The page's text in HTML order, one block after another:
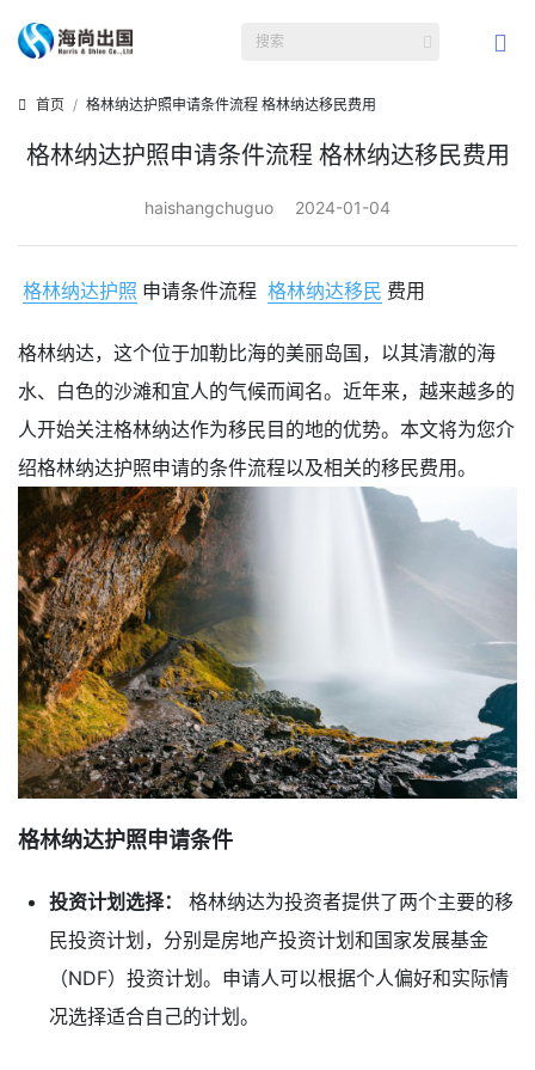
首页 格林纳达护照申请条件流程 格林纳达移民费用
格林纳达护照申请条件流程 格林纳达移民费用
haishangchuguo 2024-01-04
格林纳达护照 申请条件流程 格林纳达移民 费用
格林纳达，这个位于加勒比海的美丽岛国，以其清澈的海
水、白色的沙滩和宜人的气候而闻名。近年来，越来越多的
人开始关注格林纳达作为移民目的地的优势。本文将为您介
绍格林纳达护照申请的条件流程以及相关的移民费用。
格林纳达护照申请条件
投资计划选择：
格林纳达为投资者提供了两个主要的移
民投资计划，分别是房地产投资计划和国家发展基金
（NDF）投资计划。申请人可以根据个人偏好和实际情
况选择适合自己的计划。